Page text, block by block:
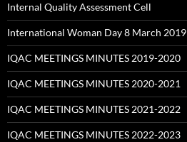
Internal Quality Assessment Cell
International Woman Day 8 March 2019
IQAC MEETINGS MINUTES 2019-2020
IQAC MEETINGS MINUTES 2020-2021
IQAC MEETINGS MINUTES 2021-2022
IQAC MEETINGS MINUTES 2022-2023